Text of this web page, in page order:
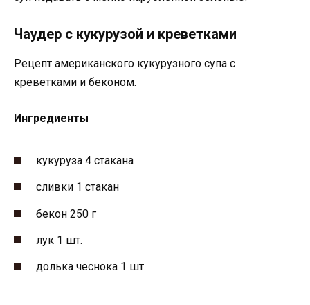
Чаудер с кукурузой и креветками
Рецепт американского кукурузного супа с
креветками и беконом.
Ингредиенты
кукуруза 4 стакана
сливки 1 стакан
бекон 250 г
лук 1 шт.
долька чеснока 1 шт.